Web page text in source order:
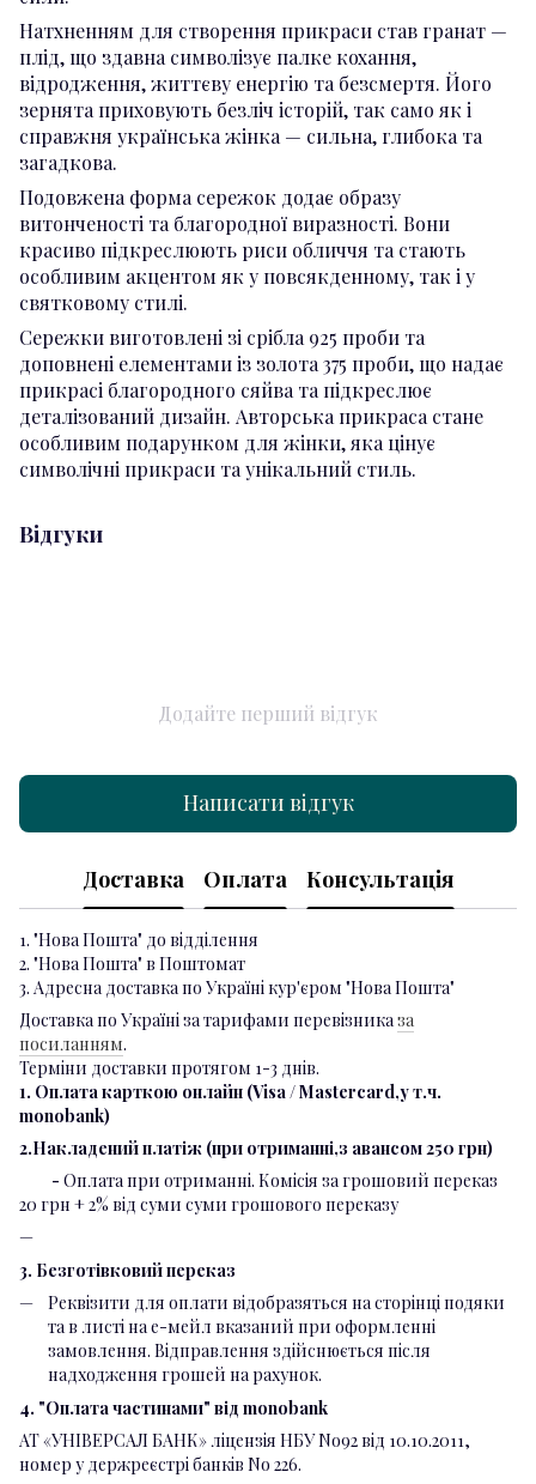
Натхненням для створення прикраси став гранат —
плід, що здавна символізує палке кохання,
відродження, життєву енергію та безсмертя. Його
зернята приховують безліч історій, так само як і
справжня українська жінка — сильна, глибока та
загадкова.
Подовжена форма сережок додає образу
витонченості та благородної виразності. Вони
красиво підкреслюють риси обличчя та стають
особливим акцентом як у повсякденному, так і у
святковому стилі.
Сережки виготовлені зі срібла 925 проби та
доповнені елементами із золота 375 проби, що надає
прикрасі благородного сяйва та підкреслює
деталізований дизайн. Авторська прикраса стане
особливим подарунком для жінки, яка цінує
символічні прикраси та унікальний стиль.
Відгуки
Додайте перший відгук
Написати відгук
Доставка Оплата Консультація
1. "Нова Пошта" до відділення
2. "Нова Пошта" в Поштомат
3. Адресна доставка по Україні кур'єром "Нова Пошта"
Доставка по Україні за тарифами перевізника за
посиланням.
Терміни доставки протягом 1-3 днів.
1. Оплата карткою онлайн (Visa / Mastercard,у т.ч.
monobank)
2.Накладений платіж (при отриманні,з авансом 250 грн)
- Оплата при отриманні. Комісія за грошовий переказ
20 грн + 2% від суми суми грошового переказу
3. Безготівковий переказ
Реквізити для оплати відобразяться на сторінці подяки
та в листі на е-мейл вказаний при оформленні
замовлення. Відправлення здійснюється після
надходження грошей на рахунок.
4. "Оплата частинами" від monobank
АТ «УНІВЕРСАЛ БАНК» ліцензія НБУ No92 від 10.10.2011,
номер у держреєстрі банків No 226.